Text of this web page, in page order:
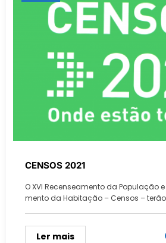
CENSOS 2021
O XVI Recenseamento da População
mento da Habitação – Censos –
Ler mais